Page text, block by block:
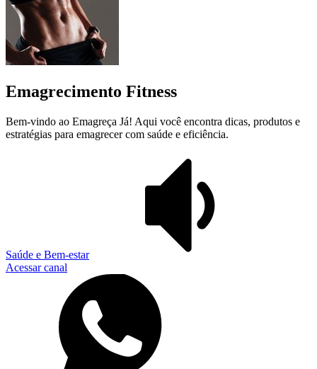
Emagrecimento Fitness
Bem-vindo ao Emagreça Já! Aqui você encontra dicas, produtos e
estratégias para emagrecer com saúde e eficiência.
Saúde e Bem-estar
Acessar canal